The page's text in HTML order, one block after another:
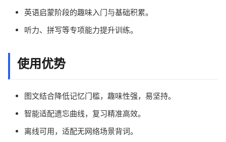
英语启蒙阶段的趣味入门与基础积累。
听力、拼写等专项能力提升训练。
使用优势
图文结合降低记忆门槛，趣味性强，易坚持。
智能适配遗忘曲线，复习精准高效。
离线可用，适配无网络场景背词。